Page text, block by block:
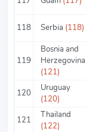
118 Serbia (118)
119
Bosnia and
Herzegovina
(121)
120
Uruguay
(120)
121
Thailand
(122)